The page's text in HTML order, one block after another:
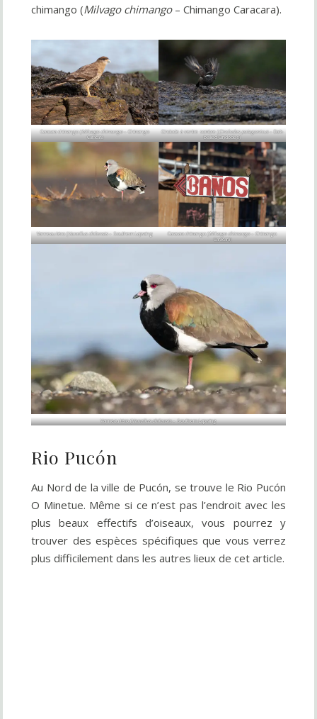
chimango (Milvago chimango– Chimango Caracara).
Caracara chimango (Milvago chimango– Chimango
Caracara
Cinclode à ventre sombre (Cinclodes patagonicus– Dark-
bellied Cinclodes)
Vanneau téro (Vanellus chilensis– Southern Lapwing Caracara chimango (Milvago chimango– Chimango
Caracara)
Vanneau téro (Vanellus chilensis– Southern Lapwing
Rio Pucón
Au Nord de la ville de Pucón, se trouve le Rio Pucón
O Minetue. Même si ce n’est pas l’endroit avec les
plus beaux effectifs d’oiseaux, vous pourrez y
trouver des espèces spécifiques que vous verrez
plus difficilement dans les autres lieux de cet article.